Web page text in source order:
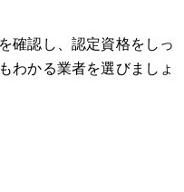
確認し、認定資格をしっ
わかる業者を選びましょ